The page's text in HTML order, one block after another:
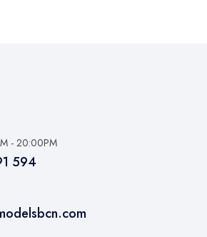
- 20:00PM
594